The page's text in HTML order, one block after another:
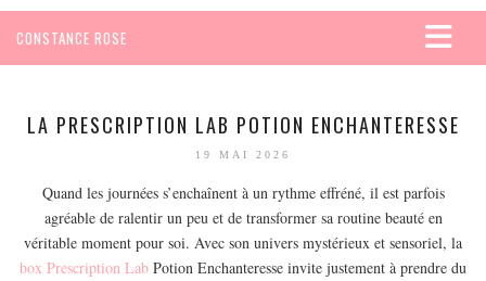
CONSTANCE ROSE
VOYAGES
SEYCHELLES
AMÉRIQUE
LA PRESCRIPTION LAB POTION ENCHANTERESSE
19 MAI 2026
Quand les journées s’enchaînent à un rythme effréné, il est parfois
agréable de ralentir un peu et de transformer sa routine beauté en
véritable moment pour soi. Avec son univers mystérieux et sensoriel, la
box Prescription Lab Potion Enchanteresse invite justement à prendre du